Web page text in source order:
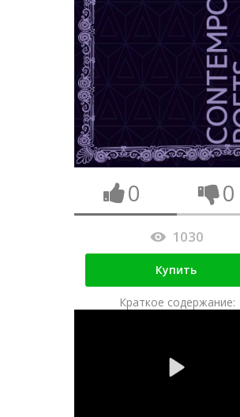
0 0
1030
Купить
Краткое содержание: